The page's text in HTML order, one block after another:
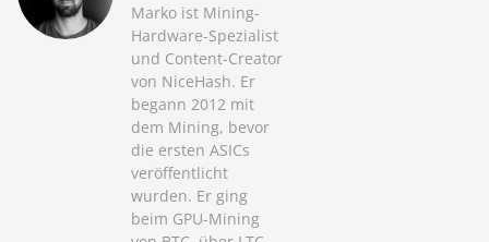
Marko ist Mining-
Hardware-Spezialist
und Content-Creator
von NiceHash. Er
begann 2012 mit
dem Mining, bevor
die ersten ASICs
veröffentlicht
wurden. Er ging
beim GPU-Mining